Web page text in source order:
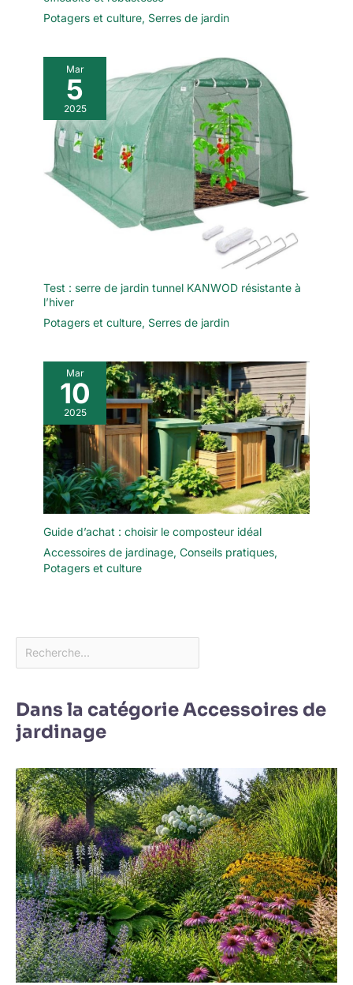
Potagers et culture, Serres de jardin
Mar
5
2025
Test : serre de jardin tunnel KANWOD résistante à
l’hiver
Potagers et culture, Serres de jardin
Mar
10
2025
Guide d’achat : choisir le composteur idéal
Accessoires de jardinage, Conseils pratiques,
Potagers et culture
Dans la catégorie Accessoires de
jardinage